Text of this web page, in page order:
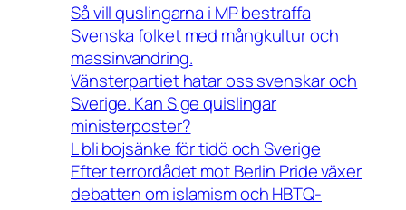
Så vill quslingarna i MP bestraffa
Svenska folket med mångkultur och
massinvandring.
Vänsterpartiet hatar oss svenskar och
Sverige. Kan S ge quislingar
ministerposter?
L bli bojsänke för tidö och Sverige
Efter terrordådet mot Berlin Pride växer
debatten om islamism och HBTQ-